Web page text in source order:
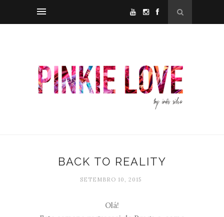
BACK TO REALITY
SETEMBRO 10, 2015
Olá!